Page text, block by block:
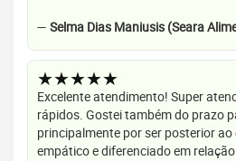
— Selma Dias Maniusis (Seara
★★★★★
Excelente atendimento! Super
rápidos. Gostei também do prazo
principalmente por ser posterior
empático e diferenciado em